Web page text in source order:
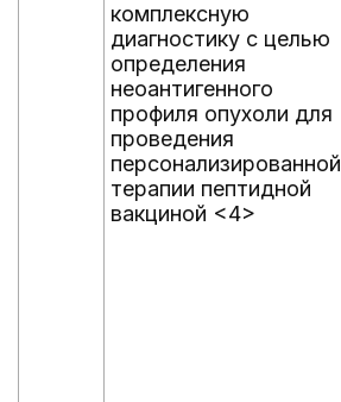
комплексную
диагностику с целью
определения
неоантигенного
профиля опухоли для
проведения
персонализированной
терапии пептидной
вакциной <4>